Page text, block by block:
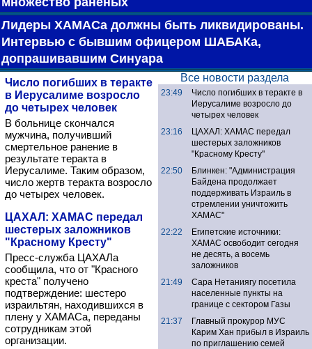
Лидеры ХАМАСа должны быть ликвидированы.
Интервью с бывшим офицером ШАБАКа,
допрашивавшим Синуара
Число погибших в теракте
в Иерусалиме возросло
до четырех человек
В больнице скончался
мужчина, получивший
смертельное ранение в
результате теракта в
Иерусалиме. Таким образом,
число жертв теракта возросло
до четырех человек.
ЦАХАЛ: ХАМАС передал
шестерых заложников
"Красному Кресту"
Пресс-служба ЦАХАЛа
сообщила, что от "Красного
креста" получено
подтверждение: шестеро
израильтян, находившихся в
плену у ХАМАСа, переданы
сотрудникам этой
организации.
Все новости раздела
23:49
Число погибших в теракте в
Иерусалиме возросло до
четырех человек
23:16
ЦАХАЛ: ХАМАС передал
шестерых заложников
"Красному Кресту"
22:50
Блинкен: "Администрация
Байдена продолжает
поддерживать Израиль в
стремлении уничтожить
ХАМАС"
22:22
Египетские источники:
ХАМАС освободит сегодня
не десять, а восемь
заложников
21:49
Сара Нетаниягу посетила
населенные пункты на
границе с сектором Газы
21:37
Главный прокурор МУС
Карим Хан прибыл в Израиль
по приглашению семей